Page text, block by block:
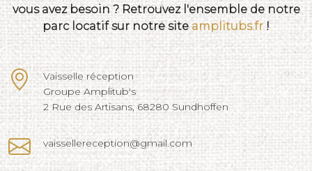
vous avez besoin ? Retrouvez l'ensemble de notre
parc locatif sur notre site amplitubs.fr !
Vaisselle réception
Groupe Amplitub's
2 Rue des Artisans, 68280 Sundhoffen
vaissellereception@gmail.com